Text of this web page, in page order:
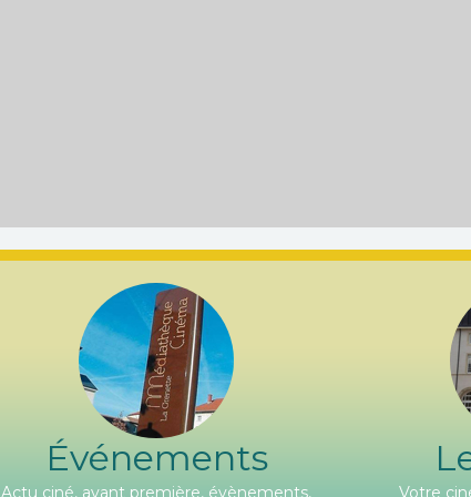
Événements
Actu ciné, avant première, évènements, Votre